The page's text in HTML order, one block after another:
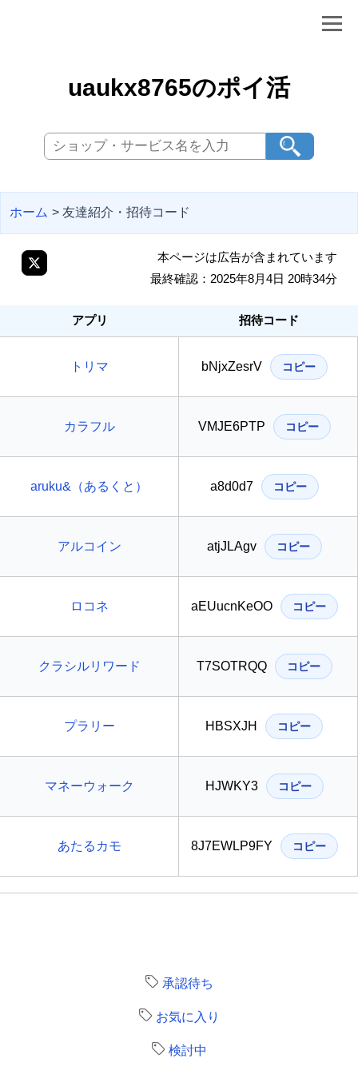
uaukx8765のポイ活
ホーム > 友達紹介・招待コード
本ページは広告が含まれています
最終確認：2025年8月4日 20時34分
アプリ 招待コード
トリマ bNjxZesrV コピー
カラフル VMJE6PTP コピー
aruku&（あるくと） a8d0d7 コピー
アルコイン atjJLAgv コピー
ロコネ aEUucnKeOO コピー
クラシルリワード T7SOTRQQ コピー
プラリー HBSXJH コピー
マネーウォーク HJWKY3 コピー
あたるカモ 8J7EWLP9FY コピー
承認待ち
お気に入り
検討中